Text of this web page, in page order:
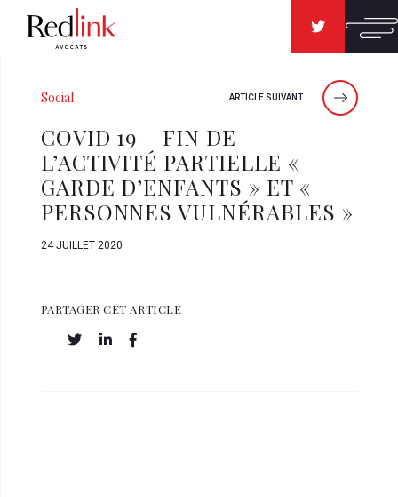
Social ARTICLE SUIVANT
COVID 19 – FIN DE
L’ACTIVITÉ PARTIELLE «
GARDE D’ENFANTS » ET «
PERSONNES VULNÉRABLES »
24 JUILLET 2020
PARTAGER CET ARTICLE